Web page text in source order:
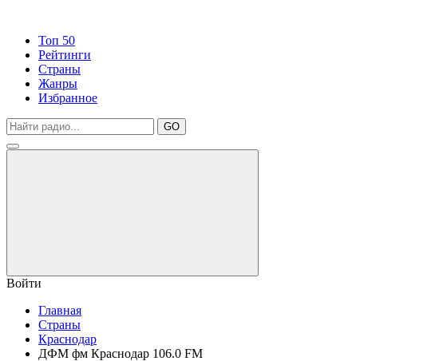
Топ 50
Рейтинги
Страны
Жанры
Избранное
GO
Войти
Главная
Страны
Краснодар
ДФМ фм Краснодар 106.0 FM